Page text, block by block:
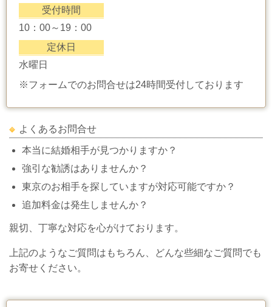
受付時間
10：00～19：00
定休日
水曜日
※フォームでのお問合せは24時間受付しております
よくあるお問合せ
本当に結婚相手が見つかりますか？
強引な勧誘はありませんか？
東京のお相手を探していますが対応可能ですか？
追加料金は発生しませんか？
親切、丁寧な対応を心がけております。
上記のようなご質問はもちろん、どんな些細なご質問でも
お寄せください。